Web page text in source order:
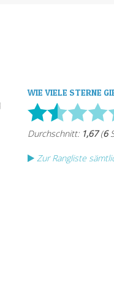
WIE VIELE STERNE
Zur Rangliste